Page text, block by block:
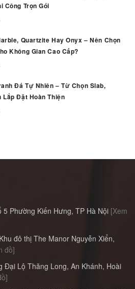
Công Trọn Gói
Quartzite Hay Onyx – Nên Chọn
Không Gian Cao Cấp?
Đá Tự Nhiên – Từ Chọn Slab,
Lắp Đặt Hoàn Thiện
5 Phường Kiến Hưng, TP Hà Nội [Xem
đô thị The Manor Nguyễn Xiển,
đồ]
Đại Lộ Thăng Long, An Khánh, Hoài